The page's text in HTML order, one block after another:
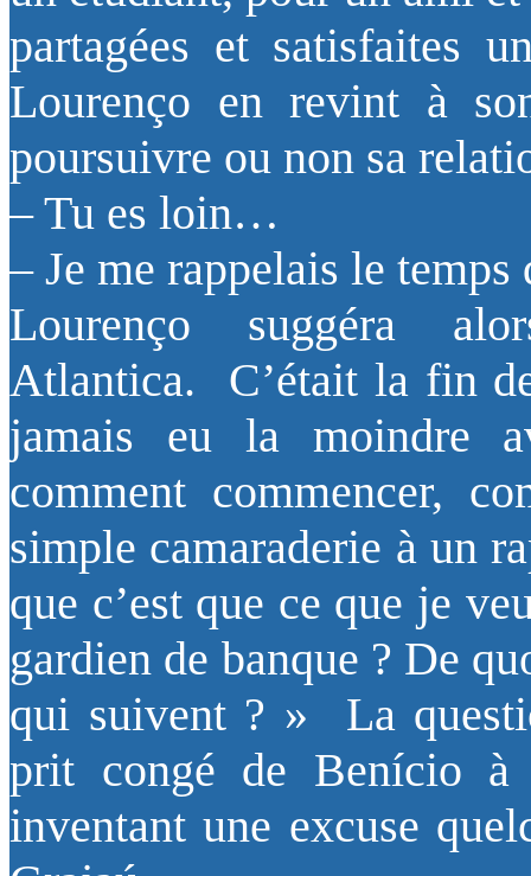
partagées et satisfaites
Lourenço en revint à
poursuivre ou non sa
– Tu es loin…
– Je me rappelais le temps
Lourenço suggéra
Atlantica. C’était la fin
jamais eu la moindre
comment commencer,
simple camaraderie à un
que c’est que ce que je
gardien de banque ? De
qui suivent ? » La
prit congé de Benício à
inventant une excuse